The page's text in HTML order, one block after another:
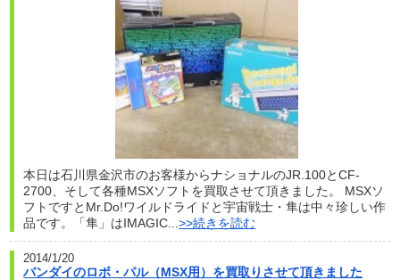
本日は石川県金沢市のお客様からナショナルのJR.100とCF-
2700、そして各種MSXソフトを買取させて頂きました。 MSXソ
フトですとMr.Do!ワイルドライドと宇宙戦士・隼は中々珍しい作
品です。「隼」はIMAGIC...>>続きを読む
2014/1/20
バンダイのロボ・パル（MSX用）を買取りさせて頂きました